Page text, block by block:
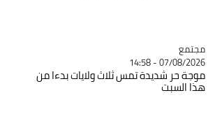
Catégorie
مجتمع
07/08/2026 - 14:58
موجة حر شديدة تمس ثلاث ولايات بدءا من
هذا السبت